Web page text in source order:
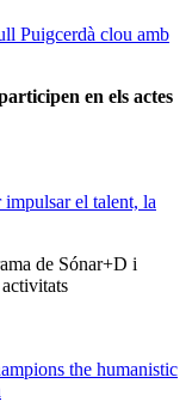
Puigcerdà clou amb
en els actes
el talent, la
de Sónar+D i
the humanistic